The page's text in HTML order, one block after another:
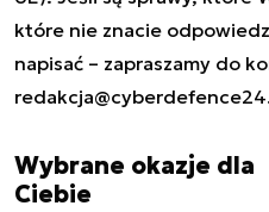
które nie znacie
napisać – zapraszamy do
Wybrane okazje dla
Ciebie